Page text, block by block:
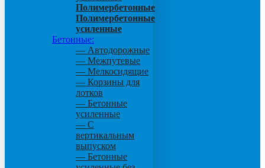
Полимербетонные
Полимербетонные
усиленные
Бетонные:
— Автодорожные
— Межпутевые
— Мелкосидящие
— Корзины для
лотков
— Бетонные
усиленные
— С
вертикальным
выпуском
— Бетонные